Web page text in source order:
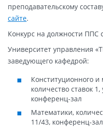
преподавательскому
сайте.
Конкурс на должности ППС
Университет управления
заведующего кафедрой:
Конституционного
количество ставок
конференц-зал
Математики,
11/43, конференц-зал